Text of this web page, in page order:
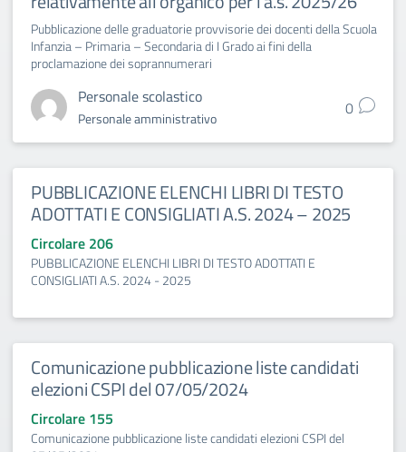
Pubblicazione delle graduatorie provvisorie dei docenti della Scuola
Infanzia – Primaria – Secondaria di I Grado ai fini della
proclamazione dei soprannumerari
Personale scolastico
Personale amministrativo 0
PUBBLICAZIONE ELENCHI LIBRI DI TESTO
ADOTTATI E CONSIGLIATI A.S. 2024 – 2025
Circolare 206
PUBBLICAZIONE ELENCHI LIBRI DI TESTO ADOTTATI E
CONSIGLIATI A.S. 2024 - 2025
Comunicazione pubblicazione liste candidati
elezioni CSPI del 07/05/2024
Circolare 155
Comunicazione pubblicazione liste candidati elezioni CSPI del